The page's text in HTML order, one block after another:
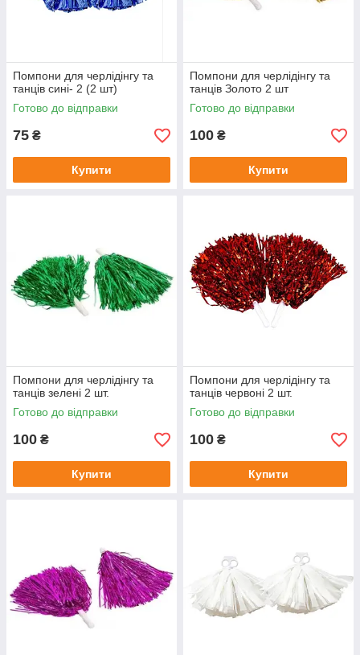
Помпони для черлідінгу та
танців сині- 2 (2 шт)
Готово до відправки
75 ₴
Купити
Помпони для черлідінгу та
танців Золото 2 шт
Готово до відправки
100 ₴
Купити
Помпони для черлідінгу та
танців зелені 2 шт.
Готово до відправки
100 ₴
Купити
Помпони для черлідінгу та
танців червоні 2 шт.
Готово до відправки
100 ₴
Купити